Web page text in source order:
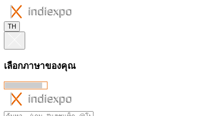
TH
เลือกภาษาของคุณ